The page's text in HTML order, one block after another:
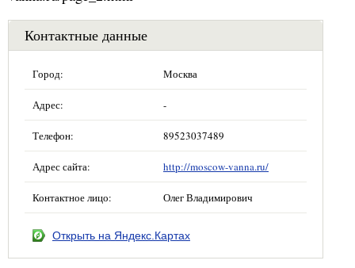
Контактные данные
Город: Москва
Адрес: -
Телефон: 89523037489
Адрес сайта: http://moscow-vanna.ru/
Контактное лицо: Олег Владимирович
Открыть на Яндекс.Картах